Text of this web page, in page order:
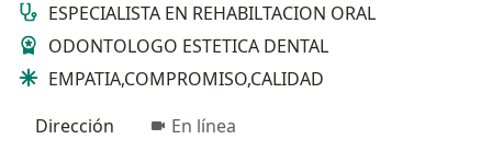
ESPECIALISTA EN REHABILTACION ORAL
ODONTOLOGO ESTETICA DENTAL
EMPATIA,COMPROMISO,CALIDAD
Dirección
En línea